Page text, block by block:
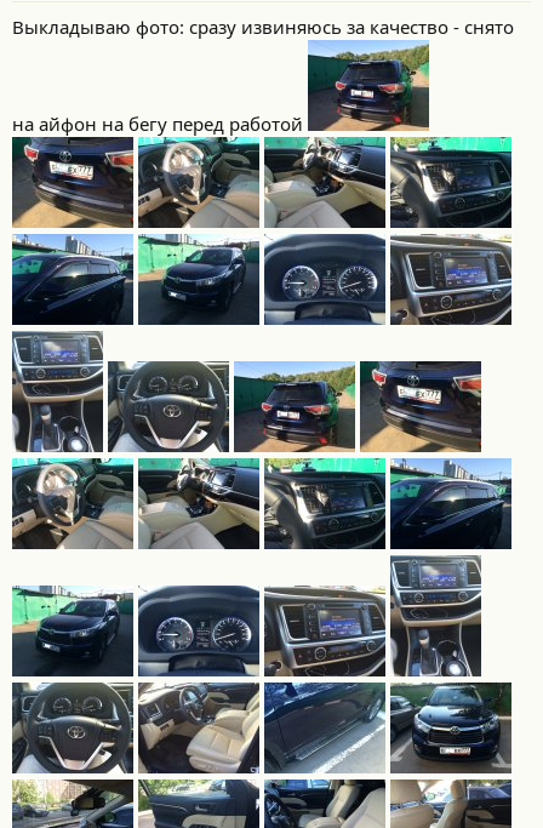
Выкладываю фото: сразу извиняюсь за качество - снято
на айфон на бегу перед работой